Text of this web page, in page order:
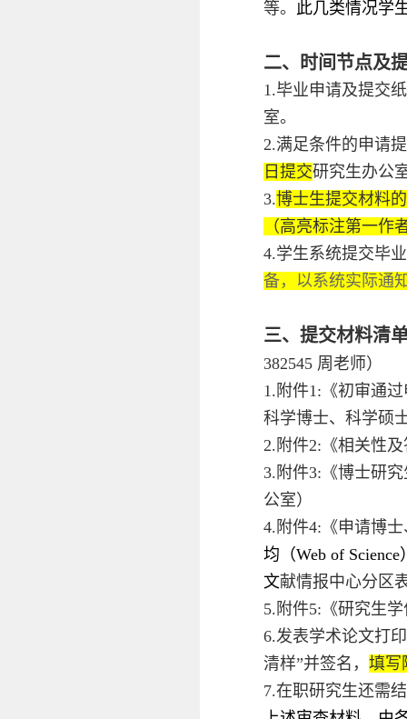
等。 此几类情况学
二、时间节点及
1.毕业申请及提交
室。
2.满足条件的申请
日提交研究生办公
3.博士生提交材料
（高亮标注第一作
4.学生系统提交毕
备，以系统实际通
三、提交材料清
382545 周老师）
1.附件1:《初审通
科学博士、科学硕
2.附件2:《相关性
3.附件3:《博士研
公室）
4.附件4:《申请博
均（Web of
文献情报中心分区
5.附件5:《研究生
6.发表学术论文打
清样”并签名， 填写
7.在职研究生还需